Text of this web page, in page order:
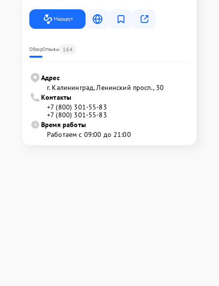
Маршрут
ОбзорОтзывы 164
Адрес
г. Калининград, Ленинский просп., 30
Контакты
+7 (800) 301-55-83
+7 (800) 301-55-83
Время работы
Работаем с 09:00 до 21:00